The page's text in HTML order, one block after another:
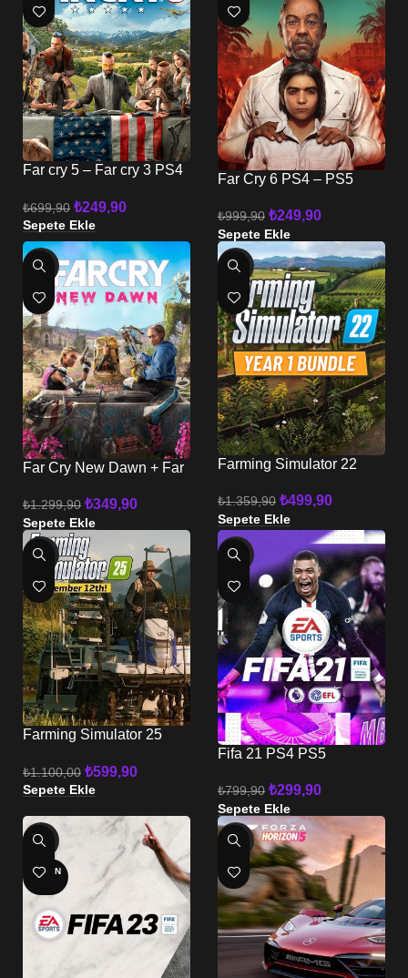
Far cry 5 – Far cry 3 PS4
₺699,90 ₺249,90
Sepete Ekle
Far Cry 6 PS4 – PS5
₺999,90 ₺249,90
Sepete Ekle
-73%
Far Cry New Dawn + Far
₺1.299,90 ₺349,90
Sepete Ekle
-63%
Farming Simulator 22
₺1.359,90 ₺499,90
Sepete Ekle
-45%
Farming Simulator 25
₺1.100,00 ₺599,90
Sepete Ekle
-63%
Fifa 21 PS4 PS5
₺799,90 ₺299,90
Sepete Ekle
-44%
TÜKEN
-82%